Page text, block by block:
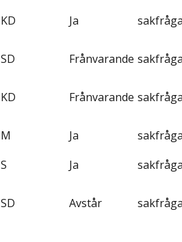
KD Ja
SD Frånvarande
KD Frånvarande
M Ja
S Ja
SD Avstår